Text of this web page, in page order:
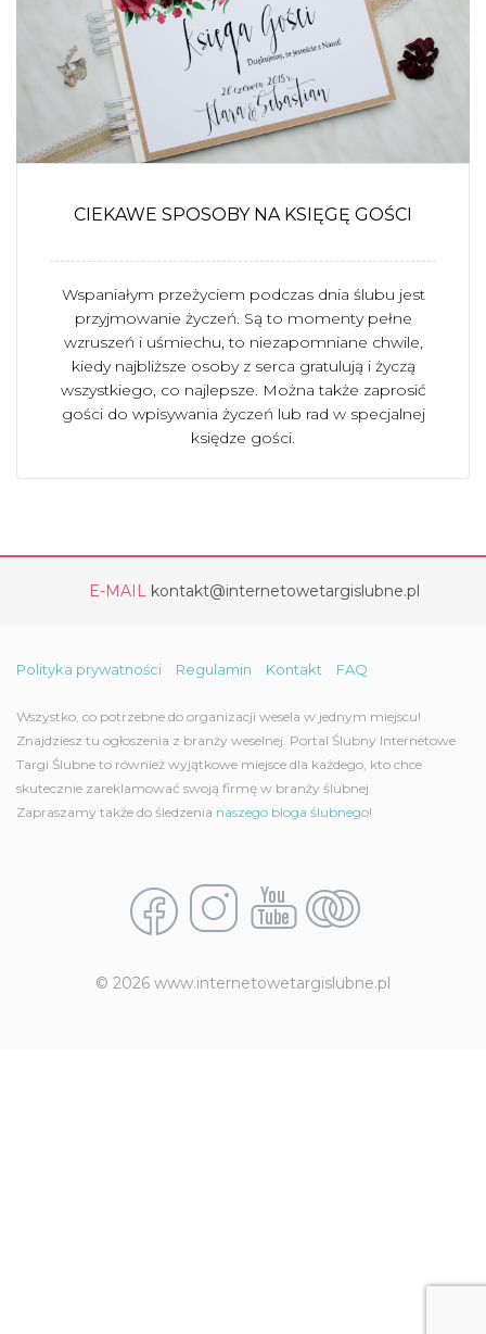
CIEKAWE SPOSOBY NA KSIĘGĘ GOŚCI
Wspaniałym przeżyciem podczas dnia ślubu jest
przyjmowanie życzeń. Są to momenty pełne
wzruszeń i uśmiechu, to niezapomniane chwile,
kiedy najbliższe osoby z serca gratulują i życzą
wszystkiego, co najlepsze. Można także zaprosić
gości do wpisywania życzeń lub rad w specjalnej
księdze gości.
E-MAIL kontakt@internetowetargislubne.pl
Polityka prywatności Regulamin Kontakt FAQ
Wszystko, co potrzebne do organizacji wesela w jednym miejscu!
Znajdziesz tu ogłoszenia z branży weselnej. Portal Ślubny Internetowe
Targi Ślubne to również wyjątkowe miejsce dla każdego, kto chce
skutecznie zareklamować swoją firmę w branży ślubnej.
Zapraszamy także do śledzenia naszego bloga ślubnego!
© 2026 www.internetowetargislubne.pl